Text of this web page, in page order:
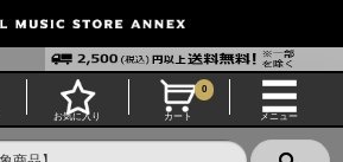
お気に入り カート
0
メニュー